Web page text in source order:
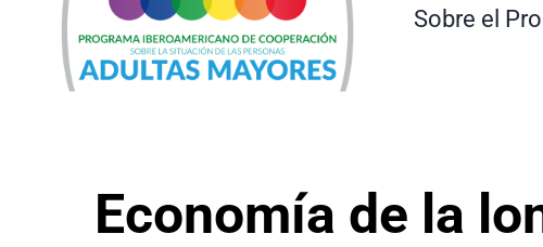
Sobre el
Economía de la